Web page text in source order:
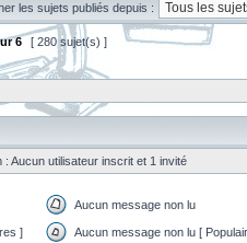
les sujets publiés depuis :
6 [ 280 sujet(s) ]
Aucun utilisateur inscrit et 1 invité
Aucun message non lu
] Aucun message non lu [